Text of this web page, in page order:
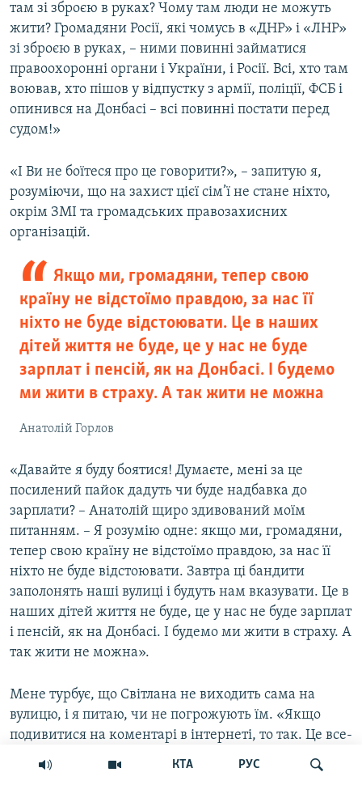
КТА РУС
там зі зброєю в руках? Чому там люди не можуть
жити? Громадяни Росії, які чомусь в «ДНР» і «ЛНР»
зі зброєю в руках, – ними повинні займатися
правоохоронні органи і України, і Росії. Всі, хто там
воював, хто пішов у відпустку з армії, поліції, ФСБ і
опинився на Донбасі – всі повинні постати перед
судом!»
«І Ви не боїтеся про це говорити?», – запитую я,
розуміючи, що на захист цієї сім’ї не стане ніхто,
окрім ЗМІ та громадських правозахисних
організацій.
Якщо ми, громадяни, тепер свою
країну не відстоїмо правдою, за нас її
ніхто не буде відстоювати. Це в наших
дітей життя не буде, це у нас не буде
зарплат і пенсій, як на Донбасі. І будемо
ми жити в страху. А так жити не можна
Анатолій Горлов
«Давайте я буду боятися! Думаєте, мені за це
посилений пайок дадуть чи буде надбавка до
зарплати? – Анатолій щиро здивований моїм
питанням. – Я розумію одне: якщо ми, громадяни,
тепер свою країну не відстоїмо правдою, за нас її
ніхто не буде відстоювати. Завтра ці бандити
заполонять наші вулиці і будуть нам вказувати. Це в
наших дітей життя не буде, це у нас не буде зарплат
і пенсій, як на Донбасі. І будемо ми жити в страху. А
так жити не можна».
Мене турбує, що Світлана не виходить сама на
вулицю, і я питаю, чи не погрожують їм. «Якщо
подивитися на коментарі в інтернеті, то так. Це все-
таки не роботи, а люди написали, – відповідають